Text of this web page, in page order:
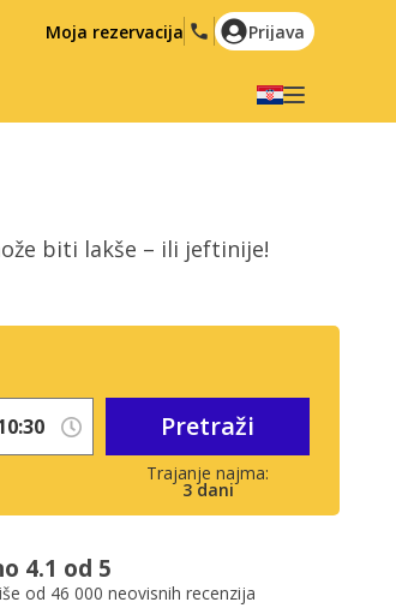
Moja rezervacija Prijava
Nederlands
Hrvatski
biti lakše – ili jeftinije!
3 dani
Pretraži
4.1 od 5
od 46 000 neovisnih recenzija